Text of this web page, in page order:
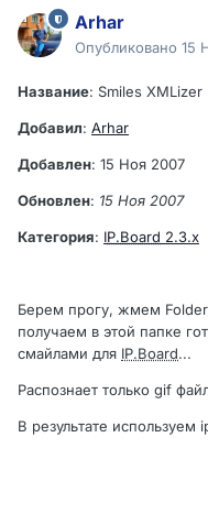
Arhar
Опубликовано 15
Название: Smiles XMLizer
Добавил: Arhar
Добавлен: 15 Ноя 2007
Обновлен: 15 Ноя 2007
Категория: IP.Board 2.3.x
Берем прогу, жмем
получаем в этой папке
смайлами для IP.Board...
Распознает только gif
В результате используем